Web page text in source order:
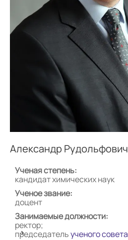
Александр
Ученая степень:
кандидат химических наук
Ученое звание:
доцент
Занимаемые должности:
ректор;
председательученого совета